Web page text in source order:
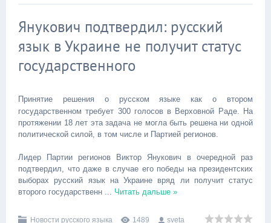
Янукович подтвердил: русский
язык в Украине не получит статус
государственного
Принятие решения о русском языке как о втором
государственном требует 300 голосов в Верховной Раде. На
протяжении 18 лет эта задача не могла быть решена ни одной
политической силой, в том числе и Партией регионов.
Лидер Партии регионов Виктор Янукович в очередной раз
подтвердил, что даже в случае его победы на президентских
выборах русский язык на Украине вряд ли получит статус
второго государственн ... Читать дальше »
Новости русского языка 1489
sveta